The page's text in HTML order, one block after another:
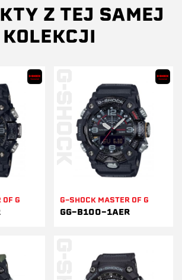
Z TEJ SAMEJ
KOLEKCJI
G G-SHOCK MASTER OF G
GG-B100-1AER